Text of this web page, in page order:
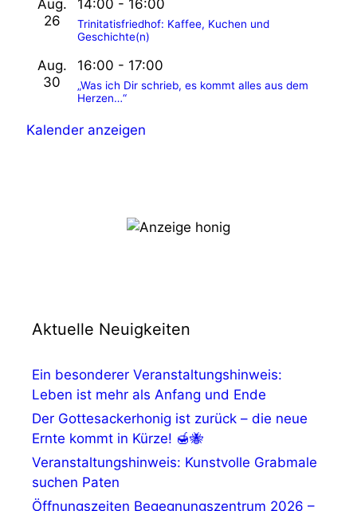
Aug.
26
14:00 - 16:00
Trinitatisfriedhof: Kaffee, Kuchen und
Geschichte(n)
Aug.
30
16:00 - 17:00
„Was ich Dir schrieb, es kommt alles aus dem
Herzen…“
Kalender anzeigen
Aktuelle Neuigkeiten
Ein besonderer Veranstaltungshinweis:
Leben ist mehr als Anfang und Ende
Der Gottesackerhonig ist zurück – die neue
Ernte kommt in Kürze! 🍯🐝
Veranstaltungshinweis: Kunstvolle Grabmale
suchen Paten
Öffnungszeiten Begegnungszentrum 2026 –